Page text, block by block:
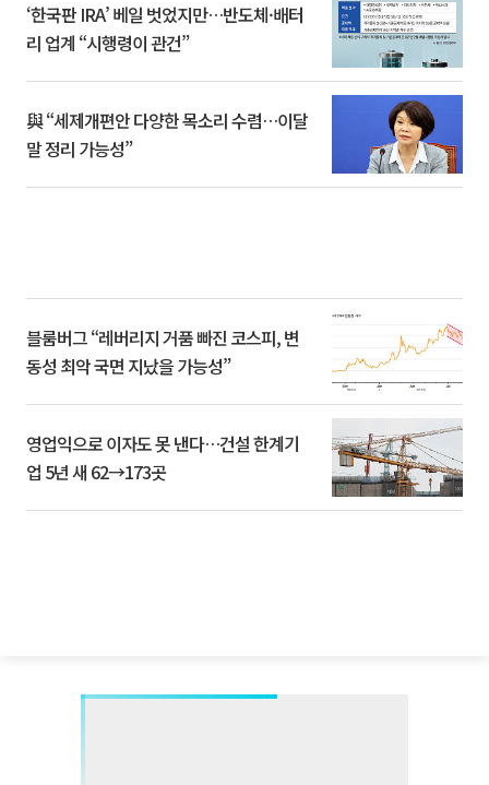
‘한국판 IRA’ 베일 벗었지만…반도체·배터
리 업계 “시행령이 관건”
與 “세제개편안 다양한 목소리 수렴…이달
말 정리 가능성”
블룸버그 “레버리지 거품 빠진 코스피, 변
동성 최악 국면 지났을 가능성”
영업익으로 이자도 못 낸다…건설 한계기
업 5년 새 62→173곳